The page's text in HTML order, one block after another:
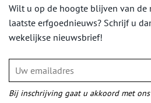
Wilt u op de hoogte blijven van de
laatste erfgoednieuws? Schrijf u
wekelijkse nieuwsbrief!
Bij inschrijving gaat u akkoord met ons